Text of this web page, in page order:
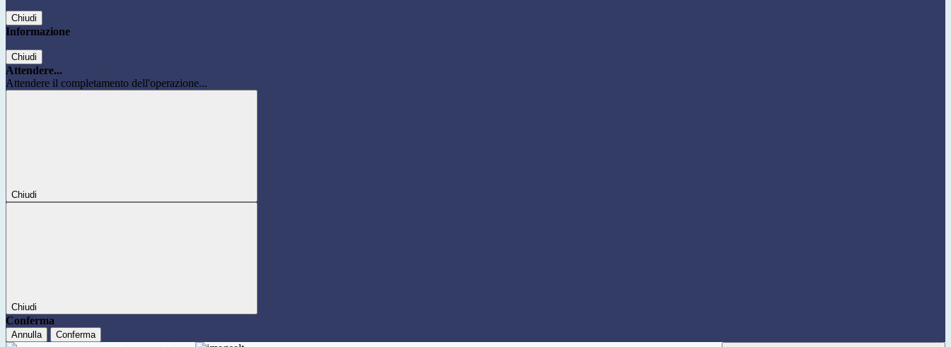
Chiudi
Informazione
Chiudi
Attendere...
Attendere il completamento dell'operazione...
Chiudi
Chiudi
Conferma
Annulla Conferma